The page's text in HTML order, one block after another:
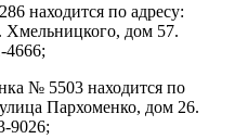
находится по адресу:
Хмельницкого, дом 57.
4666;
№ 5503 находится по
Пархоменко, дом 26.
9026;